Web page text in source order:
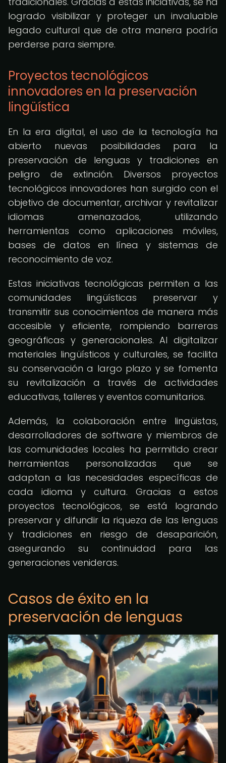
logrado visibilizar y proteger un invaluable
legado cultural que de otra manera podría
perderse para siempre.
Proyectos tecnológicos
innovadores en la preservación
lingüística
En la era digital, el uso de la tecnología ha
abierto nuevas posibilidades para la
preservación de lenguas y tradiciones en
peligro de extinción. Diversos proyectos
tecnológicos innovadores han surgido con el
objetivo de documentar, archivar y revitalizar
idiomas amenazados, utilizando
herramientas como aplicaciones móviles,
bases de datos en línea y sistemas de
reconocimiento de voz.
Estas iniciativas tecnológicas permiten a las
comunidades lingüísticas preservar y
transmitir sus conocimientos de manera más
accesible y eficiente, rompiendo barreras
geográficas y generacionales. Al digitalizar
materiales lingüísticos y culturales, se facilita
su conservación a largo plazo y se fomenta
su revitalización a través de actividades
educativas, talleres y eventos comunitarios.
Además, la colaboración entre lingüistas,
desarrolladores de software y miembros de
las comunidades locales ha permitido crear
herramientas personalizadas que se
adaptan a las necesidades específicas de
cada idioma y cultura. Gracias a estos
proyectos tecnológicos, se está logrando
preservar y difundir la riqueza de las lenguas
y tradiciones en riesgo de desaparición,
asegurando su continuidad para las
generaciones venideras.
Casos de éxito en la
preservación de lenguas